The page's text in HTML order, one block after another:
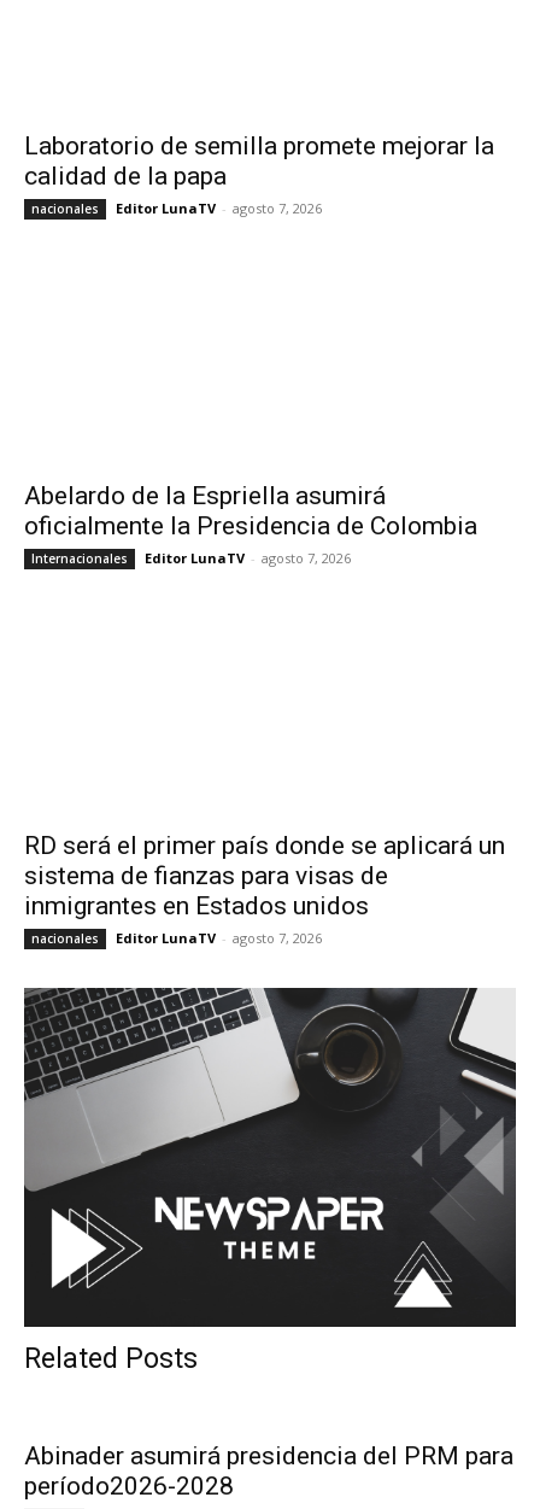
Laboratorio de semilla promete mejorar la
calidad de la papa
nacionales Editor LunaTV - agosto 7, 2026
Abelardo de la Espriella asumirá
oficialmente la Presidencia de Colombia
Internacionales Editor LunaTV - agosto 7, 2026
RD será el primer país donde se aplicará un
sistema de fianzas para visas de
inmigrantes en Estados unidos
nacionales Editor LunaTV - agosto 7, 2026
Related Posts
Abinader asumirá presidencia del PRM para
período2026-2028